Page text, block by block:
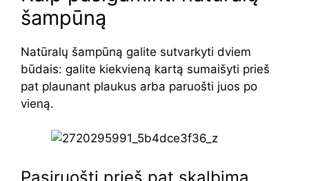
šampūną
Natūralų šampūną galite sutvarkyti dviem
būdais: galite kiekvieną kartą sumaišyti prieš
pat plaunant plaukus arba paruošti juos po
vieną.
Pasiruošti prieš pat skalbimą